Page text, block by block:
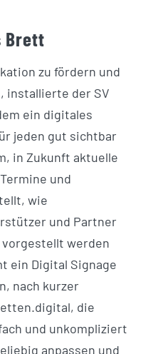
Brett
zu fördern und
installierte der SV
ein digitales
jeden gut sichtbar
in Zukunft aktuelle
und
wie
und Partner
werden
ein Digital Signage
nach kurzer
die
und unkompliziert
anpassen und